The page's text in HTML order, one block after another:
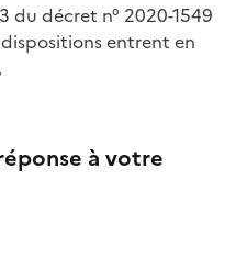
du décret n° 2020-1549
entrent en
à votre